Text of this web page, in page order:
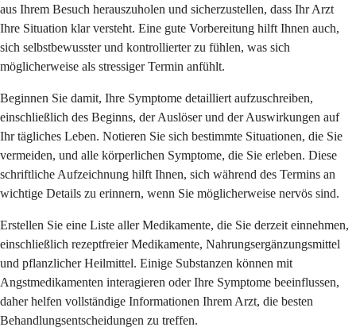
aus Ihrem Besuch herauszuholen und sicherzustellen, dass Ihr Arzt
Ihre Situation klar versteht. Eine gute Vorbereitung hilft Ihnen auch,
sich selbstbewusster und kontrollierter zu fühlen, was sich
möglicherweise als stressiger Termin anfühlt.
Beginnen Sie damit, Ihre Symptome detailliert aufzuschreiben,
einschließlich des Beginns, der Auslöser und der Auswirkungen auf
Ihr tägliches Leben. Notieren Sie sich bestimmte Situationen, die Sie
vermeiden, und alle körperlichen Symptome, die Sie erleben. Diese
schriftliche Aufzeichnung hilft Ihnen, sich während des Termins an
wichtige Details zu erinnern, wenn Sie möglicherweise nervös sind.
Erstellen Sie eine Liste aller Medikamente, die Sie derzeit einnehmen,
einschließlich rezeptfreier Medikamente, Nahrungsergänzungsmittel
und pflanzlicher Heilmittel. Einige Substanzen können mit
Angstmedikamenten interagieren oder Ihre Symptome beeinflussen,
daher helfen vollständige Informationen Ihrem Arzt, die besten
Behandlungsentscheidungen zu treffen.